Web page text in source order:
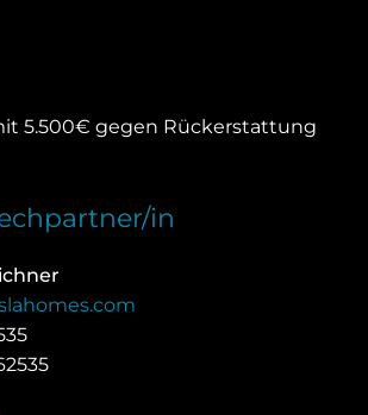
5.500€ gegen Rückerstattung
in